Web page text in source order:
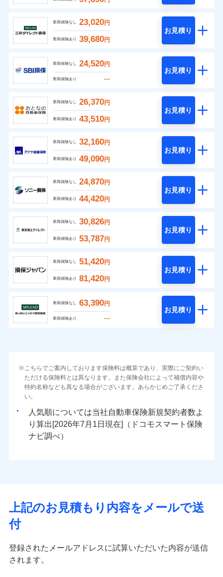
車両保険なし 23,020円
車両保険あり 39,680円
お見積り
車両保険なし 24,520円
車両保険あり ---
お見積り
車両保険なし 26,370円
車両保険あり 43,510円
お見積り
車両保険なし 32,160円
車両保険あり 49,090円
お見積り
車両保険なし 24,870円
車両保険あり 44,420円
お見積り
車両保険なし 30,826円
車両保険あり 53,787円
お見積り
車両保険なし 51,420円
車両保険あり 81,420円
お見積り
車両保険なし 63,390円
車両保険あり ---
お見積り
こちらでご案内しております保険料は概算であり、実際にご契約い
ただける保険料とは異なります。また保険会社によって補償内容や
特約名称なども異なる場合がございます。あらかじめご了承くださ
い。
人気順については当社
新規契約者数よ
り算出[
年 月
日現在]（ドコモスマート保険
ナビ調べ）
上記のお見積もり内容をメールで送
付
登録されたメールアドレスに試算いただいた内容が送信
されます。